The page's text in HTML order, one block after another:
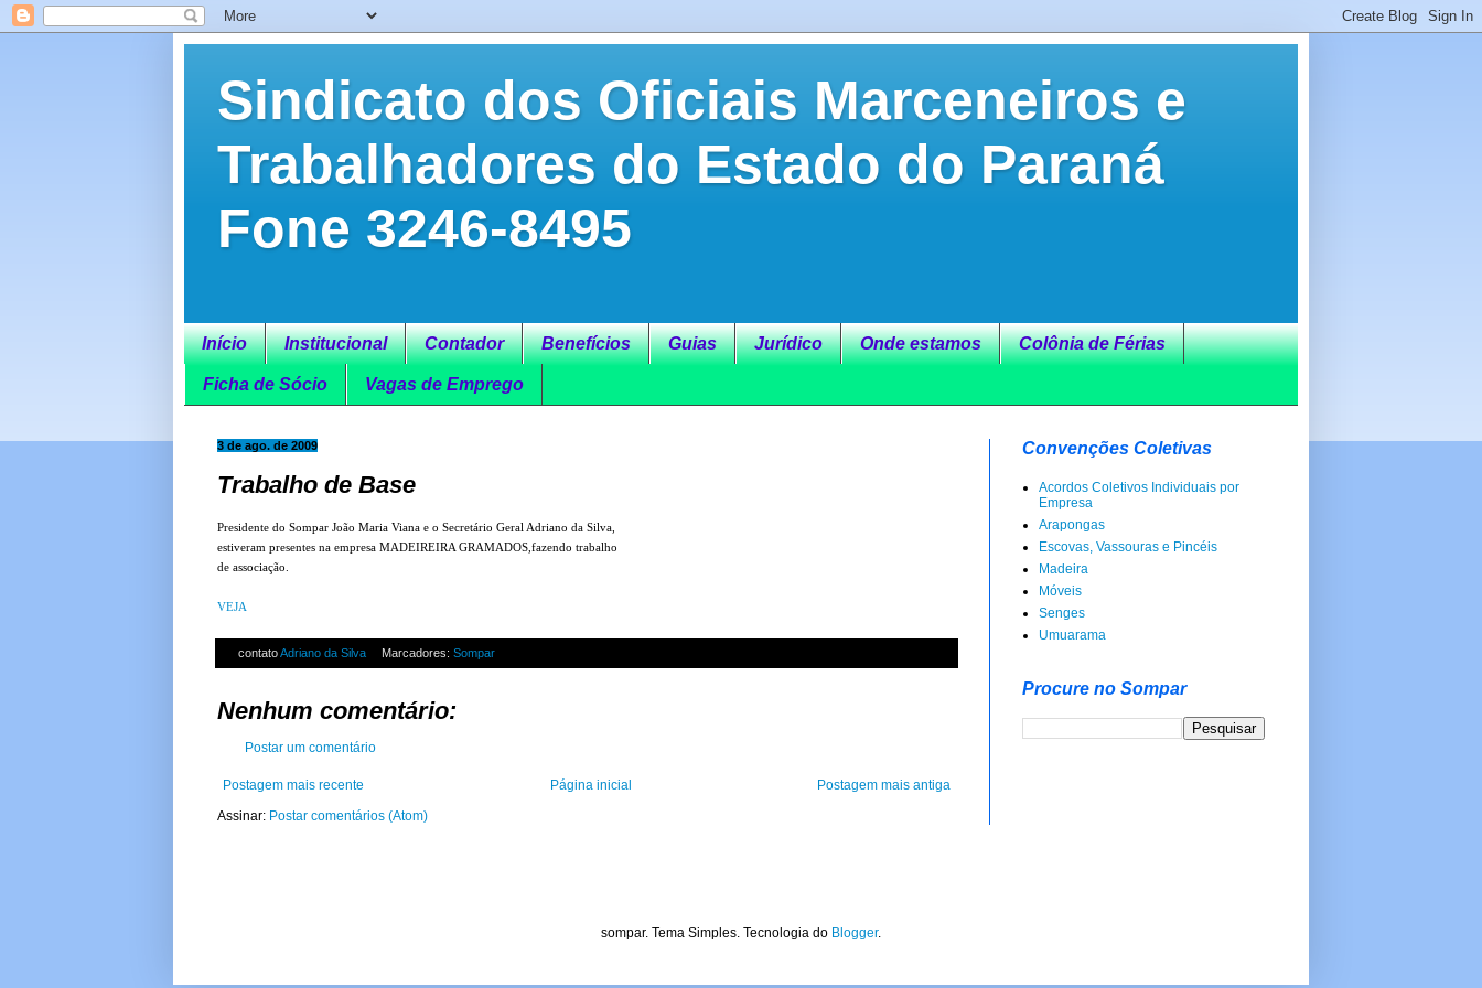
Sindicato dos Oficiais Marceneiros e
Trabalhadores do Estado do Paraná
Fone 3246-8495
Início Institucional Contador Benefícios Guias Jurídico Onde estamos Colônia de Férias
Ficha de Sócio Vagas de Emprego
3 de ago. de 2009
Trabalho de Base
Presidente do Sompar João Maria Viana e o Secretário Geral Adriano da Silva,
estiveram presentes na empresa MADEIREIRA GRAMADOS,fazendo trabalho
de associação.
VEJA
contatoAdriano da Silva Marcadores: Sompar
Nenhum comentário:
Postar um comentário
Postagem mais recente Postagem mais antiga
Página inicial
Assinar: Postar comentários (Atom)
Convenções Coletivas
Acordos Coletivos Individuais por
Empresa
Arapongas
Escovas, Vassouras e Pincéis
Madeira
Móveis
Senges
Umuarama
Procure no Sompar
sompar. Tema Simples. Tecnologia do Blogger.